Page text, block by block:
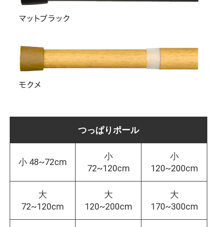
つっぱりポール
小 48~72cm
小
72~120cm
小
120~200cm
大
72~120cm
大
120~200cm
大
170~300cm